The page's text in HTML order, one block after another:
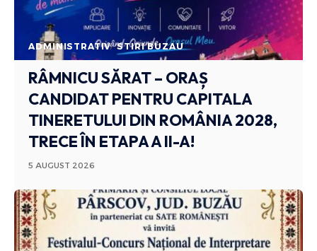
ADMINISTRATIV STIRI BUZAU
RÂMNICU SĂRAT – ORAȘ
CANDIDAT PENTRU CAPITALA
TINERETULUI DIN ROMÂNIA 2028,
TRECE ÎN ETAPA A II-A!
5 AUGUST 2026